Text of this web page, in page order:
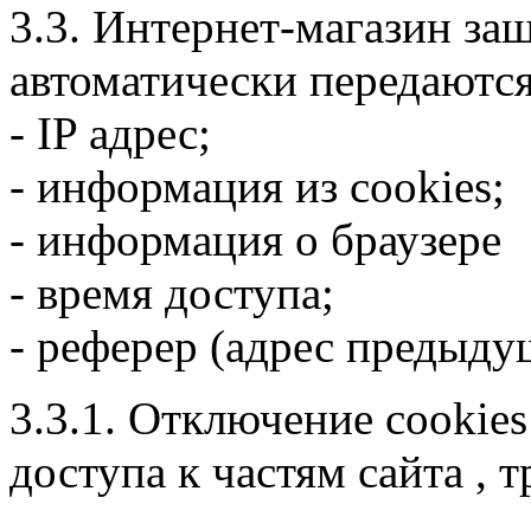
3.3. Интернет-магазин
автоматически
- IP адрес;
- информация из cookies;
- информация о браузере
- время доступа;
- реферер (адрес
3.3.1. Отключение
доступа к частям сайта ,